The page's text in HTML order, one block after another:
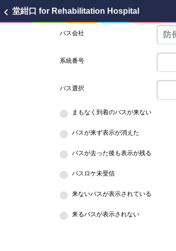
chevron_left 堂紺口 for Rehabilitation Hospital
バス会社
系統番号
バス選択
まもなく到着のバスが来ない
バスが来ず表示が消えた
バスが去った後も表示が残る
バスロケ未受信
来ないバスが表示されている
来るバスが表示されない